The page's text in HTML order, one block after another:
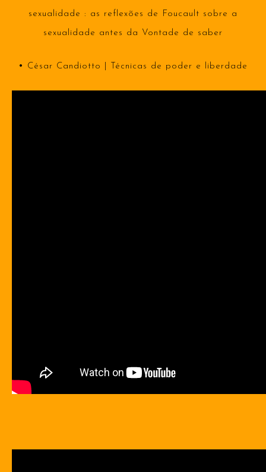
sexualidade : as reflexões de Foucault sobre a
sexualidade antes da Vontade de saber
• César Candiotto | Técnicas de poder e liberdade